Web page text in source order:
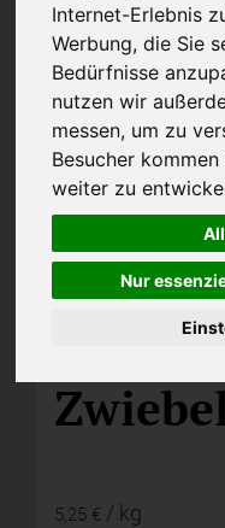
Internet-Erlebnis
Werbung, die Sie
Bedürfnisse
nutzen wir
messen, um zu
Besucher
weiter zu
Nur
5,25 € / kg